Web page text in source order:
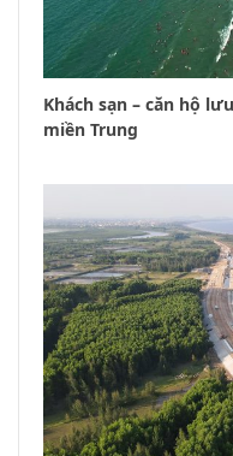
Khách sạn – căn hộ
miền Trung